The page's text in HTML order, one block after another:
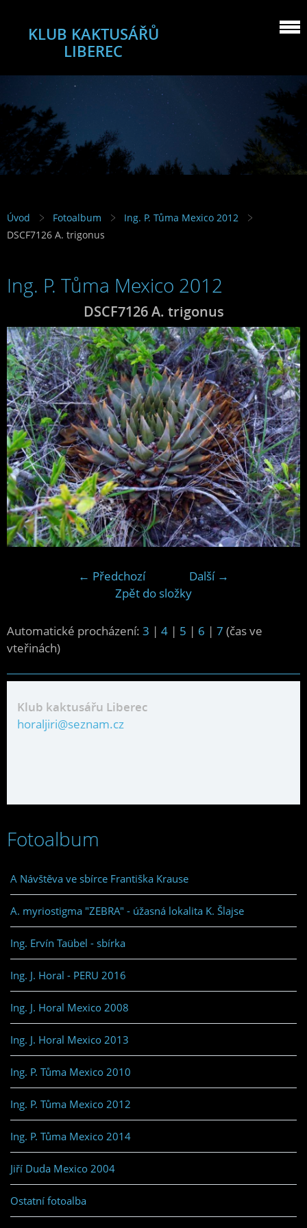
KLUB KAKTUSÁŘŮ
LIBEREC
Úvod Fotoalbum
Ing. P. Tůma Mexico 2012
DSCF7126 A. trigonus
Ing. P. Tůma Mexico 2012
DSCF7126 A. trigonus
← Předchozí
Další →
Zpět do složky
Automatické procházení: 3 | 4 | 5 | 6 | 7 (čas ve
vteřinách)
Klub kaktusářu Liberec
horaljiri@seznam.cz
Fotoalbum
A Návštěva ve sbírce Františka Krause
A. myriostigma "ZEBRA" - úžasná lokalita K. Šlajse
Ing. Ervín Taübel - sbírka
Ing. J. Horal - PERU 2016
Ing. J. Horal Mexico 2008
Ing. J. Horal Mexico 2013
Ing. P. Tůma Mexico 2010
Ing. P. Tůma Mexico 2012
Ing. P. Tůma Mexico 2014
Jiří Duda Mexico 2004
Ostatní fotoalba